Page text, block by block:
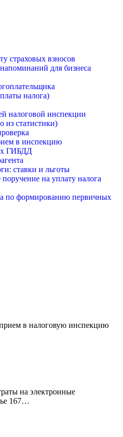
страховых взносов
для бизнеса
налога)
налоговой инспекции
статистики)
в инспекцию
ГИБДД
ставки и льготы
на уплату налога
по формированию первичных
в налоговую инспекцию
на электронные
167…